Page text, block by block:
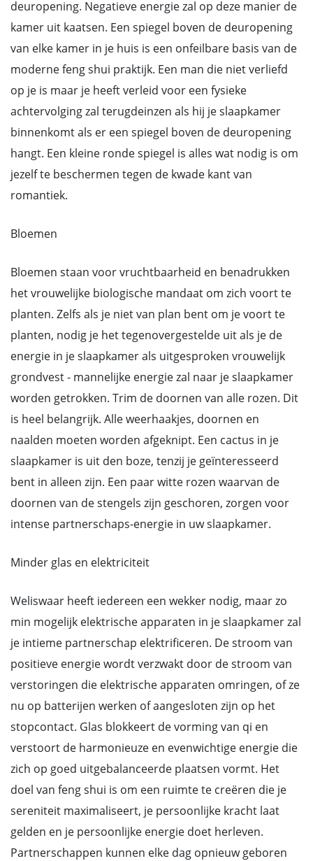
deuropening. Negatieve energie zal op deze manier de
kamer uit kaatsen. Een spiegel boven de deuropening
van elke kamer in je huis is een onfeilbare basis van de
moderne feng shui praktijk. Een man die niet verliefd
op je is maar je heeft verleid voor een fysieke
achtervolging zal terugdeinzen als hij je slaapkamer
binnenkomt als er een spiegel boven de deuropening
hangt. Een kleine ronde spiegel is alles wat nodig is om
jezelf te beschermen tegen de kwade kant van
romantiek.
Bloemen
Bloemen staan voor vruchtbaarheid en benadrukken
het vrouwelijke biologische mandaat om zich voort te
planten. Zelfs als je niet van plan bent om je voort te
planten, nodig je het tegenovergestelde uit als je de
energie in je slaapkamer als uitgesproken vrouwelijk
grondvest - mannelijke energie zal naar je slaapkamer
worden getrokken. Trim de doornen van alle rozen. Dit
is heel belangrijk. Alle weerhaakjes, doornen en
naalden moeten worden afgeknipt. Een cactus in je
slaapkamer is uit den boze, tenzij je geïnteresseerd
bent in alleen zijn. Een paar witte rozen waarvan de
doornen van de stengels zijn geschoren, zorgen voor
intense partnerschaps-energie in uw slaapkamer.
Minder glas en elektriciteit
Weliswaar heeft iedereen een wekker nodig, maar zo
min mogelijk elektrische apparaten in je slaapkamer zal
je intieme partnerschap elektrificeren. De stroom van
positieve energie wordt verzwakt door de stroom van
verstoringen die elektrische apparaten omringen, of ze
nu op batterijen werken of aangesloten zijn op het
stopcontact. Glas blokkeert de vorming van qi en
verstoort de harmonieuze en evenwichtige energie die
zich op goed uitgebalanceerde plaatsen vormt. Het
doel van feng shui is om een ruimte te creëren die je
sereniteit maximaliseert, je persoonlijke kracht laat
gelden en je persoonlijke energie doet herleven.
Partnerschappen kunnen elke dag opnieuw geboren